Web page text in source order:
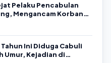
Pelaku Pencabulan
Mengancam Korban
Ini Diduga Cabuli
Umur, Kejadian di